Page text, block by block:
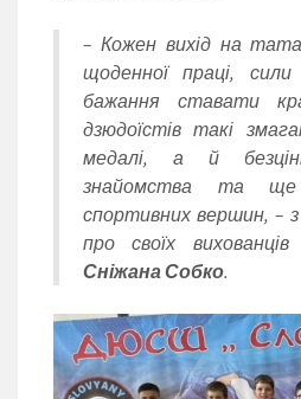
– Кожен вихід на
щоденної праці,
бажання ставати
дзюдоїстів такі
медалі, а й
знайомства та
спортивних вершин, –
про своїх
Сніжана Собко.